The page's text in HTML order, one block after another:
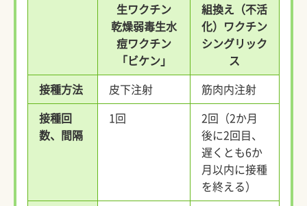
生ワクチン
乾燥弱毒生水
痘ワクチン
「ビケン」
組換え（不活
化）ワクチン
シングリック
ス
接種方法
皮下注射
筋肉内注射
接種回
数、間隔
1回
2回（2か月
後に2回目、
遅くとも6か
月以内に接種
を終える）